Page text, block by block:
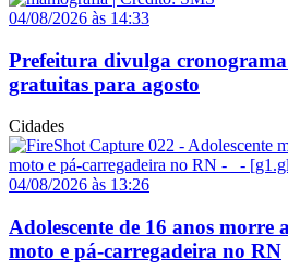
04/08/2026 às 14:33
Prefeitura divulga
gratuitas para agosto
Cidades
04/08/2026 às 13:26
Adolescente de 16 anos morre
moto e pá-carregadeira no RN